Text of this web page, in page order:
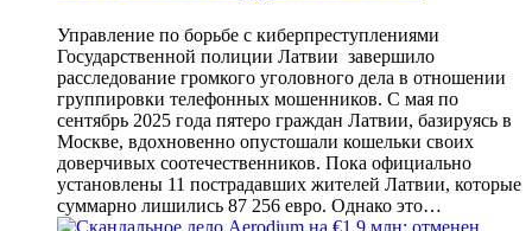
Управление по борьбе с киберпреступлениями
Государственной полиции Латвии завершило
расследование громкого уголовного дела в отношении
группировки телефонных мошенников. С мая по
сентябрь 2025 года пятеро граждан Латвии, базируясь в
Москве, вдохновенно опустошали кошельки своих
доверчивых соотечественников. Пока официально
установлены 11 пострадавших жителей Латвии, которые
суммарно лишились 87 256 евро. Однако это…